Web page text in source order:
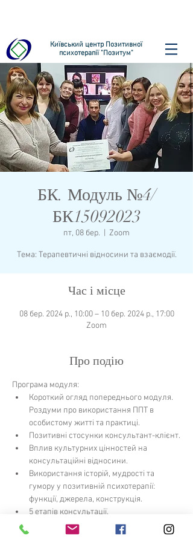
Київський центр Позитивної
психотерапії "Позитум"
БК. Модуль №4/
БК15092023
пт, 08 бер. Zoom
Тема: Терапевтичні відносини та взаємодії.
Час і місце
08 бер. 2024 р., 10:00 – 10 бер. 2024 р., 17:00
Zoom
Про подію
Програма модуля:
Короткий огляд попереднього модуля.
Роздуми про використання ППТ в
особистому житті та практиці.
Позитивні стосунки консультант-клієнт.
Вплив культурних цінностей на
консультаційні відносини.
Використання історій, мудрості та
гумору у позитивній психотерапії:
функції, джерела, конструкція.
5 етапів консультації.
Детальніше >